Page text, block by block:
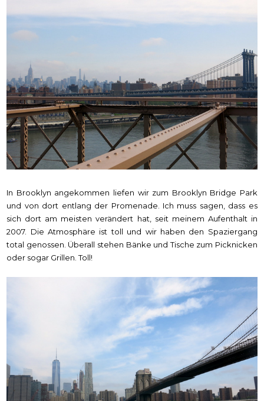
In Brooklyn angekommen liefen wir zum Brooklyn Bridge Park
und von dort entlang der Promenade. Ich muss sagen, dass es
sich dort am meisten verändert hat, seit meinem Aufenthalt in
2007. Die Atmosphäre ist toll und wir haben den Spaziergang
total genossen. Überall stehen Bänke und Tische zum Picknicken
oder sogar Grillen. Toll!